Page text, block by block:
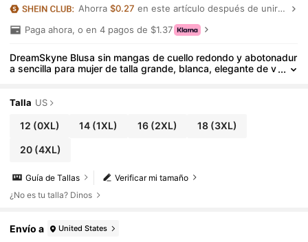
Ahorra$0.27 en este artículo después de unirte.
Paga ahora, o en 4 pagos de $1.37
DreamSkyne Blusa sin mangas de cuello redondo y abotonadur
a sencilla para mujer de talla grande, blanca, elegante de v
Talla US
12 (0XL) 14 (1XL) 16(2XL) 18(3XL)
20(4XL)
Verificar mi tamaño
Guía de Tallas
¿No es tu talla? Dinos
Envío a United States